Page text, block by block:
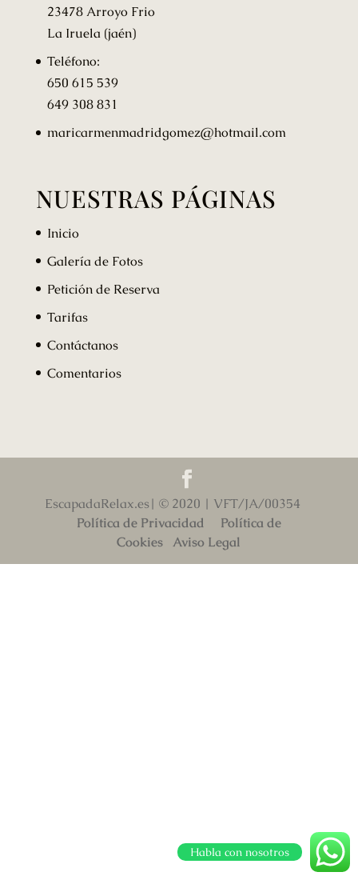
23478 Arroyo Frio
La Iruela (jaén)
Teléfono:
650 615 539
649 308 831
maricarmenmadridgomez@hotmail.com
NUESTRAS PÁGINAS
Inicio
Galería de Fotos
Petición de Reserva
Tarifas
Contáctanos
Comentarios
EscapadaRelax.es| © 2020 | VFT/JA/00354
Política de Privacidad
Política de
Cookies Aviso Legal
Habla con nosotros